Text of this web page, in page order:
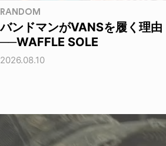
RANDOM
バンドマンがVANSを履く理由
──WAFFLE SOLE
2026.08.10